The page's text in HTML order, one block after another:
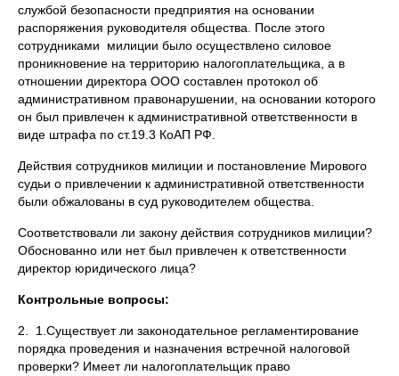
службой безопасности предприятия на основании
распоряжения руководителя общества. После этого
сотрудниками милиции было осуществлено силовое
проникновение на территорию налогоплательщика, а в
отношении директора ООО составлен протокол об
административном правонарушении, на основании которого
он был привлечен к административной ответственности в
виде штрафа по ст.19.3 КоАП РФ.
Действия сотрудников милиции и постановление Мирового
судьи о привлечении к административной ответственности
были обжалованы в суд руководителем общества.
Соответствовали ли закону действия сотрудников милиции?
Обоснованно или нет был привлечен к ответственности
директор юридического лица?
Контрольные вопросы:
2. 1.Существует ли законодательное регламентирование
порядка проведения и назначения встречной налоговой
проверки? Имеет ли налогоплательщик право